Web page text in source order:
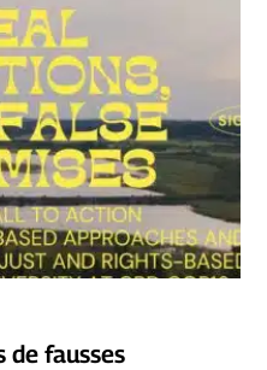
de fausses